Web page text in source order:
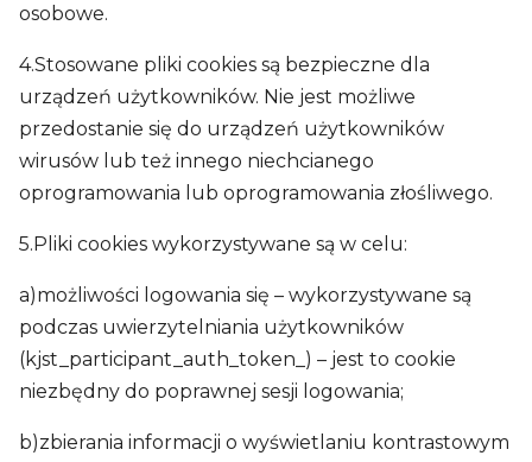
osobowe.
4.Stosowane pliki cookies są bezpieczne dla
urządzeń użytkowników. Nie jest możliwe
przedostanie się do urządzeń użytkowników
wirusów lub też innego niechcianego
oprogramowania lub oprogramowania złośliwego.
5.Pliki cookies wykorzystywane są w celu:
a)możliwości logowania się – wykorzystywane są
podczas uwierzytelniania użytkowników
(kjst_participant_auth_token_) – jest to cookie
niezbędny do poprawnej sesji logowania;
b)zbierania informacji o wyświetlaniu kontrastowym